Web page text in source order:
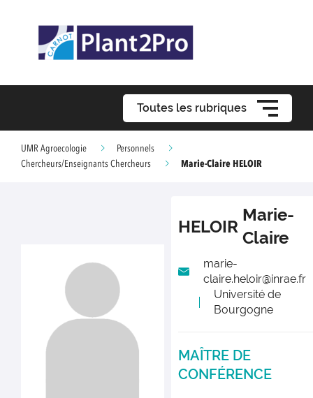
Toutes les rubriques
UMR Agroecologie
Personnels
Chercheurs/Enseignants Chercheurs
Marie-Claire HELOIR
HELOIR
Marie-
Claire
marie-
claire.heloir@inrae.fr
Université de
Bourgogne
MAÎTRE DE
CONFÉRENCE